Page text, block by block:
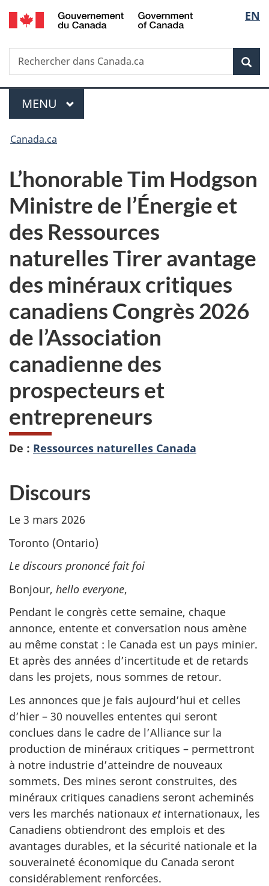
Passer
au
principal
Passer
à
Au
du
Passer
à
version
simplifiée
de
la
EN
Recherche
Rechercher
dans
Menu
MENU PRINCIPAL
Vous
ici :
Canada.ca
L’honorable Tim Hodgson
Ministre de l’Énergie et
des Ressources
naturelles Tirer avantage
des minéraux critiques
canadiens Congrès 2026
de l’Association
canadienne des
prospecteurs et
entrepreneurs
De : Ressources naturelles Canada
Discours
Le 3 mars 2026
Toronto (Ontario)
Le discours prononcé fait foi
Bonjour, hello everyone,
Pendant le congrès cette semaine, chaque
annonce, entente et conversation nous amène
au même constat : le Canada est un pays minier.
Et après des années d’incertitude et de retards
dans les projets, nous sommes de retour.
Les annonces que je fais aujourd’hui et celles
d’hier – 30 nouvelles ententes qui seront
conclues dans le cadre de l’Alliance sur la
production de minéraux critiques – permettront
à notre industrie d’atteindre de nouveaux
sommets. Des mines seront construites, des
minéraux critiques canadiens seront acheminés
vers les marchés nationaux etinternationaux, les
Canadiens obtiendront des emplois et des
avantages durables, et la sécurité nationale et la
souveraineté économique du Canada seront
considérablement renforcées.